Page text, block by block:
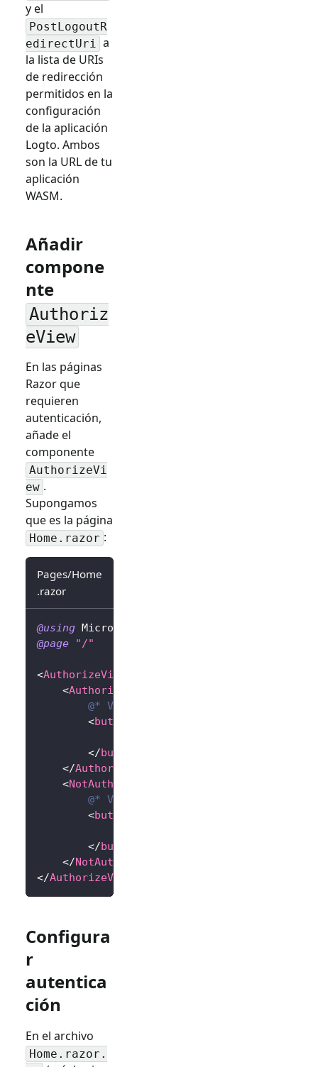
y el
PostLogoutR
edirectUri a
la lista de URIs
de redirección
permitidos en la
configuración
de la aplicación
Logto. Ambos
son la URL de tu
aplicación
WASM.
Añadir
compone
nte
Authoriz
eView
En las páginas
Razor que
requieren
autenticación,
añade el
componente
AuthorizeVi
ew .
Supongamos
que es la página
Home.razor :
Pages/Home
.razor
@using Microsoft
@page
"/"
<AuthorizeView
<Authorized
@* Vista autenticada *@
<button
</button
</Authorized
<NotAuthorized
@* Vista no autenticada *@
<button
</button
</NotAuthorized
</AuthorizeView
Configura
r
autentica
ción
En el archivo
Home.razor.